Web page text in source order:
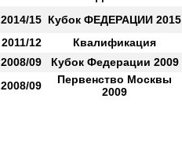
2014/15 Кубок ФЕДЕРАЦИИ 2015
2011/12
Квалификация
2008/09
Кубок Федерации 2009
2008/09
Первенство Москвы
2009